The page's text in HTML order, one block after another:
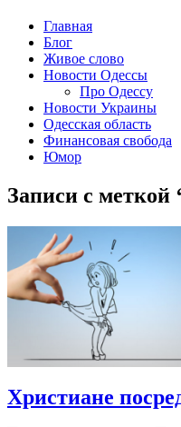
Главная
Блог
Живое слово
Новости Одессы
Про Одессу
Новости Украины
Одесская область
Финансовая свобода
Юмор
Записи с меткой
Христиане